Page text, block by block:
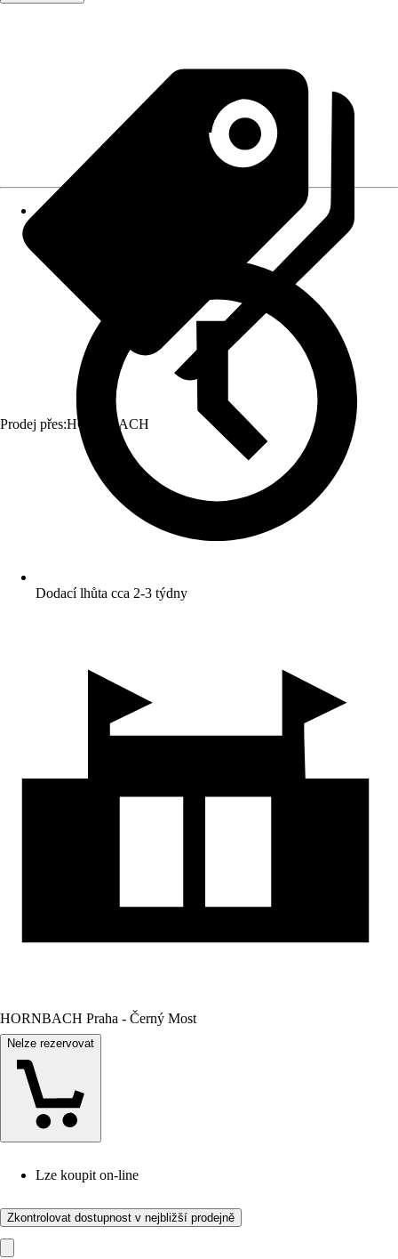
Prodej přes:HORNBACH
Dodací lhůta cca 2-3 týdny
HORNBACH Praha - Černý Most
Nelze rezervovat
Lze koupit on-line
Zkontrolovat dostupnost v nejbližší prodejně